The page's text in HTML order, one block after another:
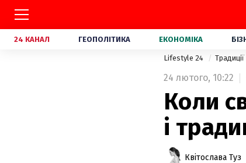
24 КАНАЛ ГЕОПОЛІТИКА ЕКОНОМІКА
Lifestyle 24 Традиції
24 лютого, 10:22
Коли
і
Квітослава Туз